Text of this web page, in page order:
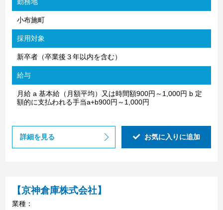
小布施町
採用対象
新卒者（卒業後３年以内を含む）
給与
月給 a 基本給（月額平均）又は時間額900円～1,000円 b 定
額的に支払われる手当a+b900円～1,000円
詳細を見る お気に入りに追加
【京神倉庫株式会社】
業種：